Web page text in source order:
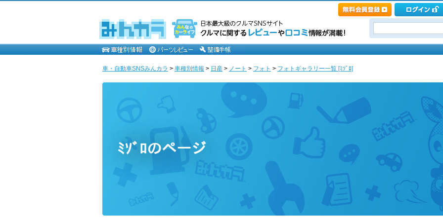
車・自動車SNSみんカラ > 車種別情報 > 日産 > ノート > フォト > フォトギャラリー一覧 [ﾐｿﾞﾛ]
ﾐｿﾞﾛのページ